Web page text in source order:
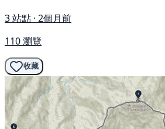
3 站點 · 2個月前
110 瀏覽
收藏